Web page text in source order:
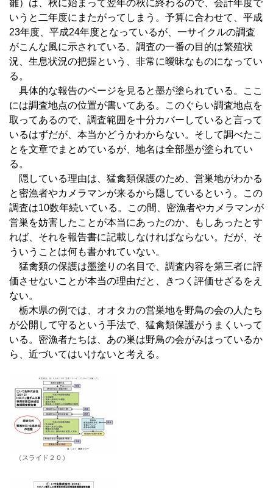
雛）は、秋に始まって翌年の秋に終わるので、会計年度で
いうと二年度にまたがってしまう。予算に合わせて、平成
23年度、平成24年度となっているが、一サイクルの調査
がこんな風に示されている。調査の一番の目的は繁殖状
況、生息状況の把握という、非常に曖昧なものになってい
る。
具体的な報告のページを見ると墨が塗られている。ここ
には調査地点の位置が書いてある。このぐらい調査地点を
取ってあるので、調査範囲を十分カバーしていると言って
いるはずだが、本当かどうかわからない。そして調べたこ
とを文章でまとめているが、地名は全部墨が塗られてい
る。
隠している理由は、猛禽類保護のため、営巣地がわかる
と密漁者やカメラマンが来るから隠しているという。この
調査は10数年続いている。この間、密漁者やカメラマンが
営巣を妨害したことが本当にあったのか、もしあったとす
れば、それを報告書に記載しなければならない。だが、そ
ういうことは何も書かれていない。
猛禽類の保護は墨塗りの名目で、調査内容を第三者に評
価させないことが本当の理由だと、きつく評価せざるをえ
ない。
栃木県の例では、オオタカの営巣地を野鳥の会の人たち
が公開して守るという手法で、猛禽類保護がうまくいって
いる。密漁者たちは、あの巣は野鳥の会がみはっているか
ら、近づいてはいけないと考える。
（スライド２０）